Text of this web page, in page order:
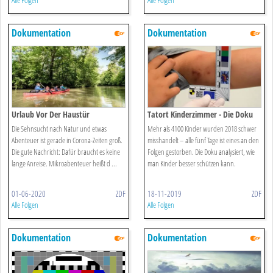
Dokumentation
Urlaub Vor Der Haustür
Die Sehnsucht nach Natur und etwas
Abenteuer ist gerade in Corona-Zeiten groß.
Die gute Nachricht: Dafür braucht es keine
lange Anreise. Mikroabenteuer heißt d ...
01-06-2020 ZDF
Alle Folgen
Dokumentation
Tatort Kinderzimmer - Die Doku
Mehr als 4100 Kinder wurden 2018 schwer
misshandelt – alle fünf Tage ist eines an den
Folgen gestorben. Die Doku analysiert, wie
man Kinder besser schützen kann.
18-11-2019 ZDF
Alle Folgen
Dokumentation Dokumentation